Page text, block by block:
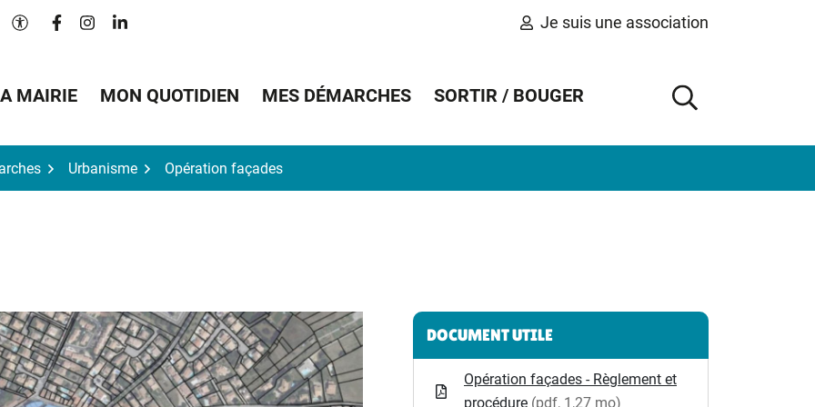
Paramètres d'accessibilité
Lien vers le compte Facebook
Lien vers le compte Instagram
Lien vers le compte Linkedin Je suis une association
MAIRIE MON QUOTIDIEN MES DÉMARCHES SORTIR / BOUGER
AFFICHER
Urbanisme Opération façades
Informations complémentaires
DOCUMENT UTILE
Opération façades - Règlement et
procédure (pdf, 1,27 mo)